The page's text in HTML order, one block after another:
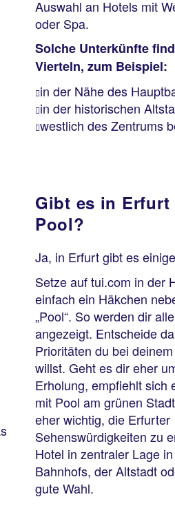
Auswahl an Hotels mit
oder Spa.
Solche Unterkünfte
Vierteln, zum Beispiel:
in der Nähe des
in der historischen
westlich des Zentrums
Gibt es in Erfurt
Pool?
Ja, in Erfurt gibt es
Setze auf tui.com in der
einfach ein Häkchen
„Pool“. So werden dir
angezeigt. Entscheide
Prioritäten du bei
willst. Geht es dir eher
Erholung, empfiehlt sich
mit Pool am grünen
eher wichtig, die Erfurter
Sehenswürdigkeiten zu
Hotel in zentraler Lage
Bahnhofs, der Altstadt
gute Wahl.